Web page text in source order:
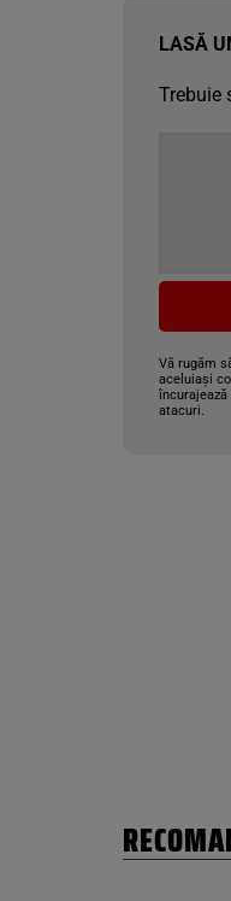
LASĂ
Trebuie
Vă rugăm
aceluiași
atacuri.